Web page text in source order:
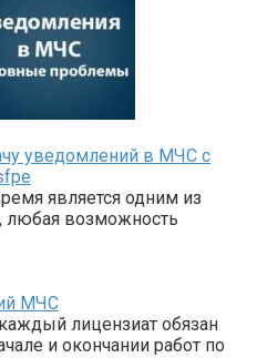
уведомлений в МЧС с
является одним из
любая возможность
МЧС
лицензиат обязан
и окончании работ по